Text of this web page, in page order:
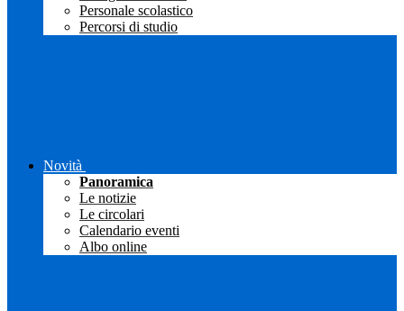
Personale scolastico
Percorsi di studio
Novità
Panoramica
Le notizie
Le circolari
Calendario eventi
Albo online